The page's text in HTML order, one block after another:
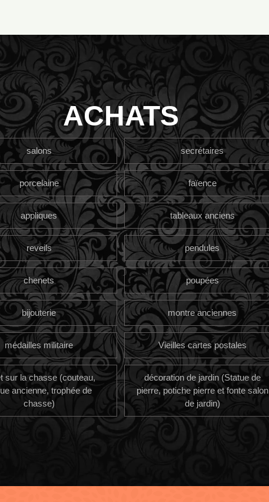
ACHATS
salons secrétaires
porcelaine faïence
appliques tableaux anciens
reveils pendules
chenets poupées
bijouterie montre anciennes
médailles militaire Vieilles cartes postales
sur la chasse (couteau,
ancienne, trophée de
chasse)
décoration de jardin (Statue de
pierre, potiche pierre et fonte salon
de jardin)